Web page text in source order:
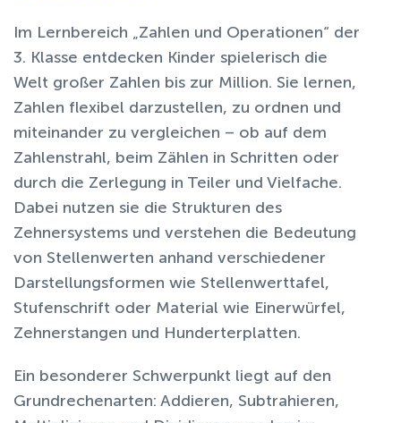
Im Lernbereich „Zahlen und Operationen“ der
3. Klasse entdecken Kinder spielerisch die
Welt großer Zahlen bis zur Million. Sie lernen,
Zahlen flexibel darzustellen, zu ordnen und
miteinander zu vergleichen – ob auf dem
Zahlenstrahl, beim Zählen in Schritten oder
durch die Zerlegung in Teiler und Vielfache.
Dabei nutzen sie die Strukturen des
Zehnersystems und verstehen die Bedeutung
von Stellenwerten anhand verschiedener
Darstellungsformen wie Stellenwerttafel,
Stufenschrift oder Material wie Einerwürfel,
Zehnerstangen und Hunderterplatten.
Ein besonderer Schwerpunkt liegt auf den
Grundrechenarten: Addieren, Subtrahieren,